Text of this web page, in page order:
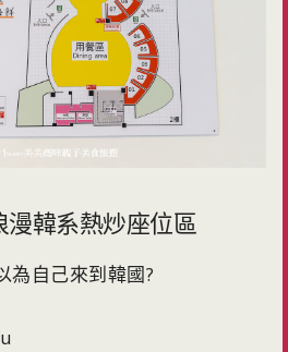
韓系熱炒座位區
為自己來到韓國?